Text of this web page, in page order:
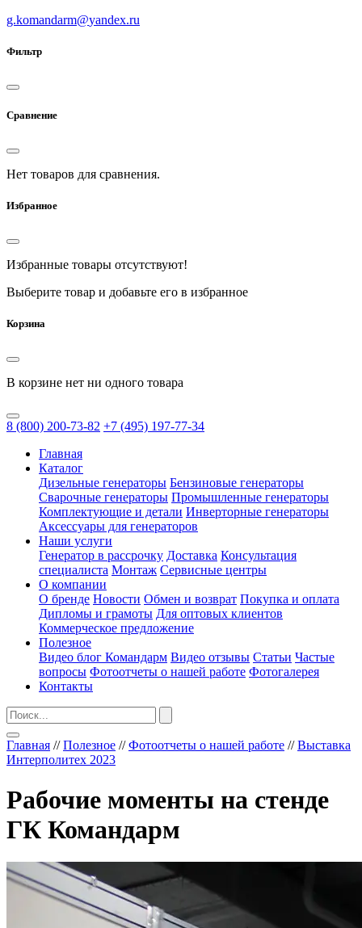
g.komandarm@yandex.ru
Фильтр
Сравнение
Нет товаров для сравнения.
Избранное
Избранные товары отсутствуют!
Выберите товар и добавьте его в избранное
Корзина
В корзине нет ни одного товара
8 (800) 200-73-82 +7 (495) 197-77-34
Главная
Каталог
Дизельные генераторы Бензиновые генераторы
Сварочные генераторы Промышленные генераторы
Комплектующие и детали Инверторные генераторы
Аксессуары для генераторов
Наши услуги
Генератор в рассрочку Доставка Консультация
специалиста Монтаж Сервисные центры
О компании
О бренде Новости Обмен и возврат Покупка и оплата
Дипломы и грамоты Для оптовых клиентов
Коммерческое предложение
Полезное
Видео блог Командарм Видео отзывы Статьи Частые
вопросы Фотоотчеты о нашей работе Фотогалерея
Контакты
Главная //Полезное //Фотоотчеты о нашей работе //Выставка
Интерполитех 2023
Рабочие моменты на стенде
ГК Командарм